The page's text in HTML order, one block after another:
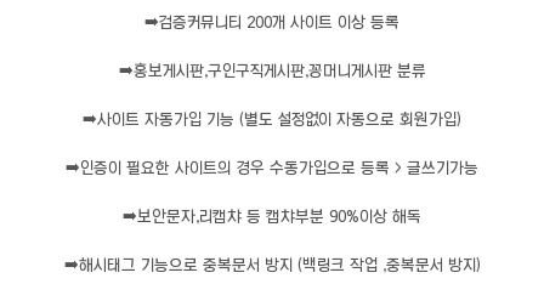
➡️검증커뮤니티 200개 사이트 이상 등록
➡️홍보게시판,구인구직게시판,꽁머니게시판 분류
➡️사이트 자동가입 기능 (별도 설정없이 자동으로 회원가입)
➡️인증이 필요한 사이트의 경우 수동가입으로 등록 > 글쓰기가능
➡️보안문자,리캡챠 등 캡챠부분 90%이상 해독
➡️해시태그 기능으로 중복문서 방지 (백링크 작업 ,중복문서 방지)